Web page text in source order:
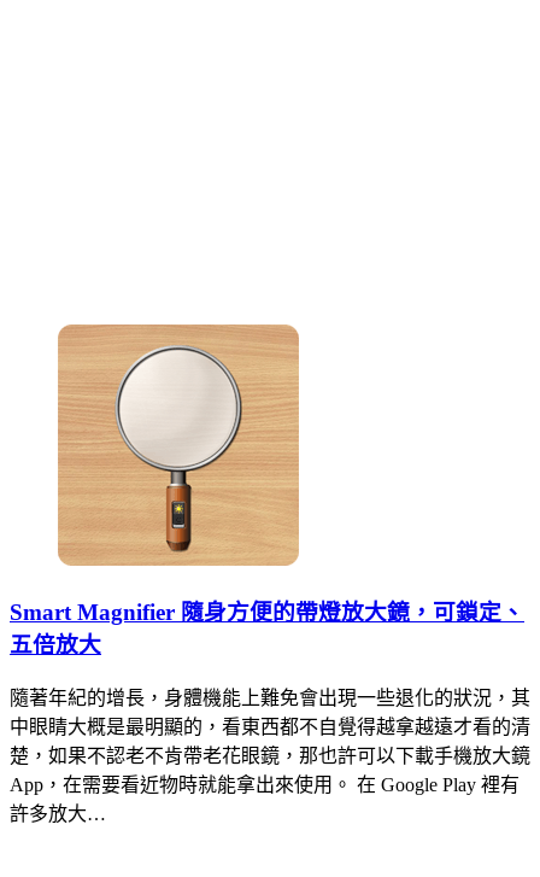
Smart Magnifier 隨身方便的帶燈放大鏡，可鎖定、
五倍放大
隨著年紀的增長，身體機能上難免會出現一些退化的狀況，其
中眼睛大概是最明顯的，看東西都不自覺得越拿越遠才看的清
楚，如果不認老不肯帶老花眼鏡，那也許可以下載手機放大鏡
App，在需要看近物時就能拿出來使用。 在 Google Play 裡有
許多放大…